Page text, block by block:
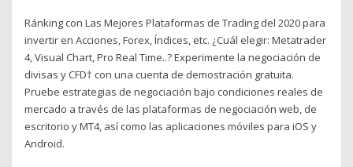
Ránking con Las Mejores Plataformas de Trading del 2020 para
invertir en Acciones, Forex, Índices, etc. ¿Cuál elegir: Metatrader
4, Visual Chart, Pro Real Time..? Experimente la negociación de
divisas y CFD† con una cuenta de demostración gratuita.
Pruebe estrategias de negociación bajo condiciones reales de
mercado a través de las plataformas de negociación web, de
escritorio y MT4, así como las aplicaciones móviles para iOS y
Android.